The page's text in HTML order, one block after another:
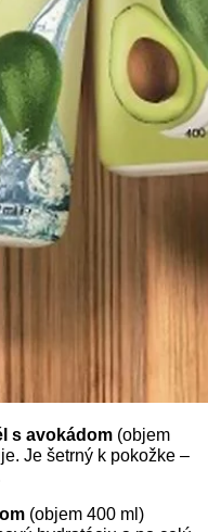
doprava
s avokádom (objem
Je šetrný k pokožke –
(objem 400 ml)